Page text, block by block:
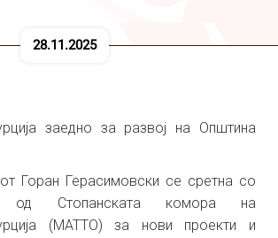
28.11.2025
заедно за развој на Општина
Горан Герасимовски се сретна со
од Стопанската комора на
(MATTO) за нови проекти и